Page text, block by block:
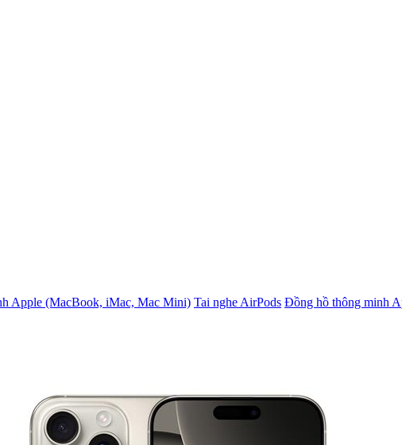
Apple (MacBook, iMac, Mac Mini) Tai nghe AirPods Đồng hồ thông minh